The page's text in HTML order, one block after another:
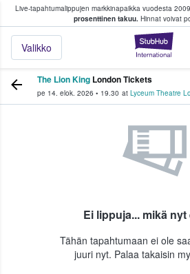
Live-tapahtumalippujen markkinapaikka vuodesta
prosenttinen takuu. Hinnat voivat
Valikko
fanit ostavat ja myyvät
The Lion King London Tickets
pe 14. elok. 2026 • 19.30 at Lyceum Theatre
Ei lippuja... mikä nyt
Tähän tapahtumaan ei ole
juuri nyt. Palaa takaisin